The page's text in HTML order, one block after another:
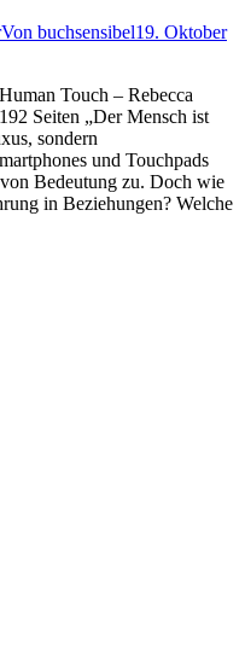
Von buchsensibel19. Oktober
Touch – Rebecca
Seiten „Der Mensch ist
sondern
und Touchpads
Bedeutung zu. Doch wie
in Beziehungen? Welche